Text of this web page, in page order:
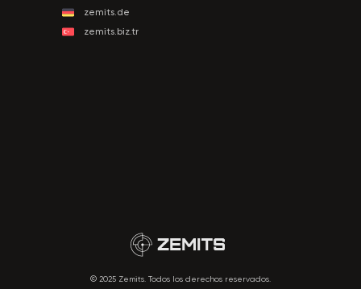
zemits.de
zemits.biz.tr
© 2025 Zemits. Todos los derechos reservados.